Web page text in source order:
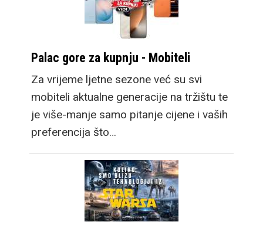
Palac gore za kupnju - Mobiteli
Za vrijeme ljetne sezone već su svi
mobiteli aktualne generacije na tržištu te
je više-manje samo pitanje cijene i vaših
preferencija što…